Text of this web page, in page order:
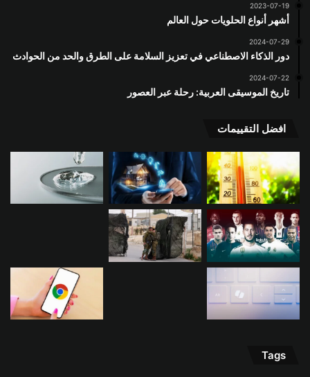
2023-07-19
أشهر أنواع الحلويات حول العالم
2024-07-29
دور الذكاء الاصطناعي في تعزيز السلامة على الطرق والحد من الحوادث
2024-07-22
تاريخ الموسيقى العربية: رحلة عبر العصور
افضل التقييمات
Tags